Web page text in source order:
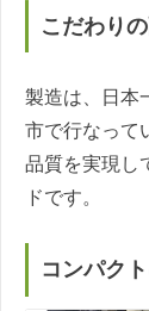
こだわり
製造は、日本
市で行なって
品質を実現し
ドです。
コンパク